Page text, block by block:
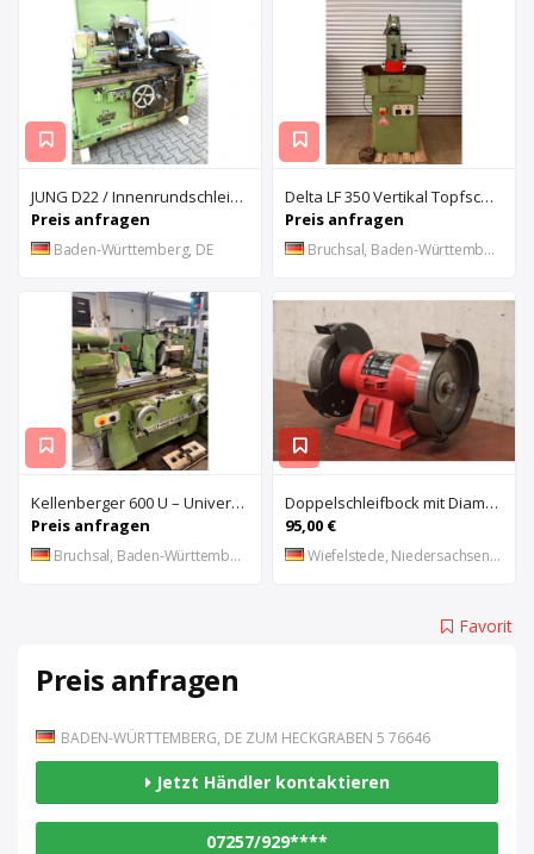
JUNG D22 / Innenrundschleifmaschine
Preis anfragen
Baden-Württemberg, DE
Delta LF 350 Vertikal Topfschleifmaschine
Preis anfragen
Bruchsal, Baden-Württemberg, DE
Kellenberger 600 U – Universal-Rundschleifmaschine
Preis anfragen
Bruchsal, Baden-Württemberg, DE
Doppelschleifbock mit Diamantscheiben von Rotwerk – ESD 150
95,00 €
Wiefelstede, Niedersachsen, DE
Favorit
Preis anfragen
BADEN-WÜRTTEMBERG, DE ZUM HECKGRABEN 5 76646
Jetzt Händler kontaktieren
07257/929****